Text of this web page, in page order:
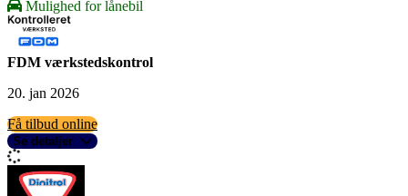
Mulighed for lånebil
FDM værkstedskontrol
20. jan 2026
Få tilbud online
Se detaljer